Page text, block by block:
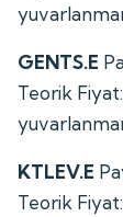
GENTS.E
Teorik
KTLEV.E
Teorik